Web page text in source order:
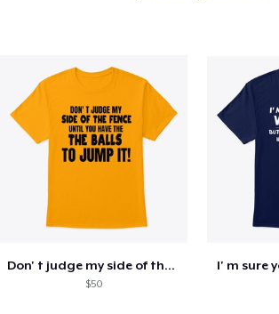
Don' t judge my side of the fence
$50
I' m sure